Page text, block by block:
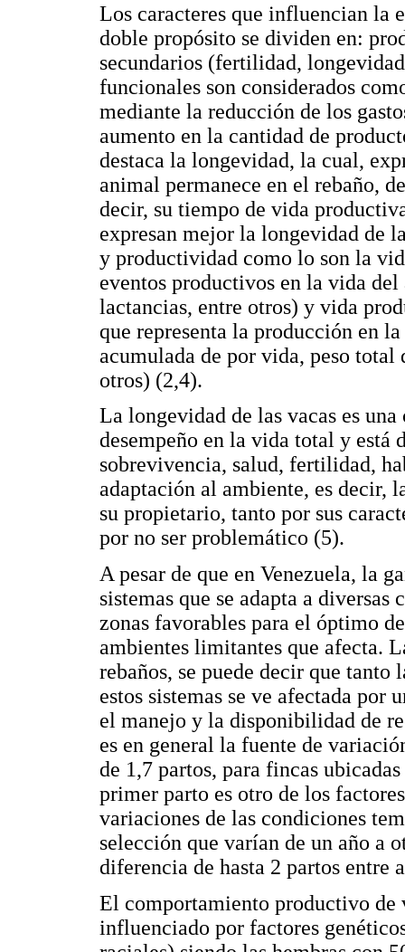
Los caracteres que influencian la
doble propósito se dividen en:
secundarios (fertilidad,
funcionales son considerados
mediante la reducción de los
aumento en la cantidad de
destaca la longevidad, la cual,
animal permanece en el rebaño,
decir, su tiempo de vida
expresan mejor la longevidad de
y productividad como lo son la
eventos productivos en la vida
lactancias, entre otros) y vida
que representa la producción en
acumulada de por vida, peso total
otros) (2,4).
La longevidad de las vacas es
desempeño en la vida total y
sobrevivencia, salud, fertilidad,
adaptación al ambiente, es decir,
su propietario, tanto por sus
por no ser problemático (5).
A pesar de que en Venezuela, la
sistemas que se adapta a
zonas favorables para el óptimo
ambientes limitantes que afecta.
rebaños, se puede decir que
estos sistemas se ve afectada por
el manejo y la disponibilidad de
es en general la fuente de
de 1,7 partos, para fincas
primer parto es otro de los
variaciones de las condiciones
selección que varían de un año a
diferencia de hasta 2 partos entre
El comportamiento productivo de
influenciado por factores